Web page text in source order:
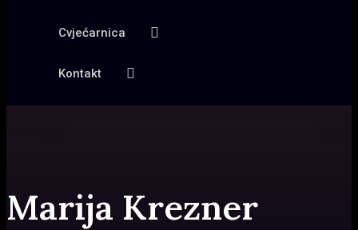
Cvjećarnica
Kontakt
Marija Krezner